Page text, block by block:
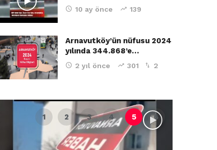
10 ay önce 139
Arnavutköy’ün nüfusu 2024
yılında 344.868’e…
2 yıl önce 301 2